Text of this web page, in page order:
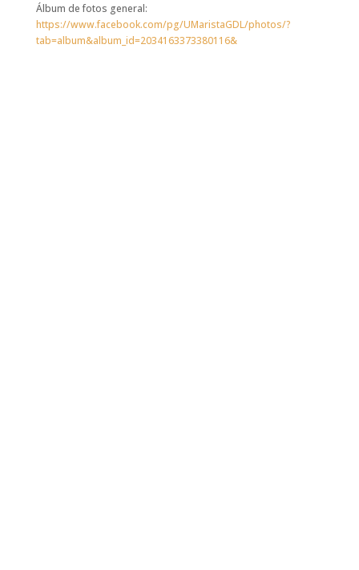
Álbum de fotos general:
https://www.facebook.com/pg/UMaristaGDL/photos/?
tab=album&album_id=2034163373380116&